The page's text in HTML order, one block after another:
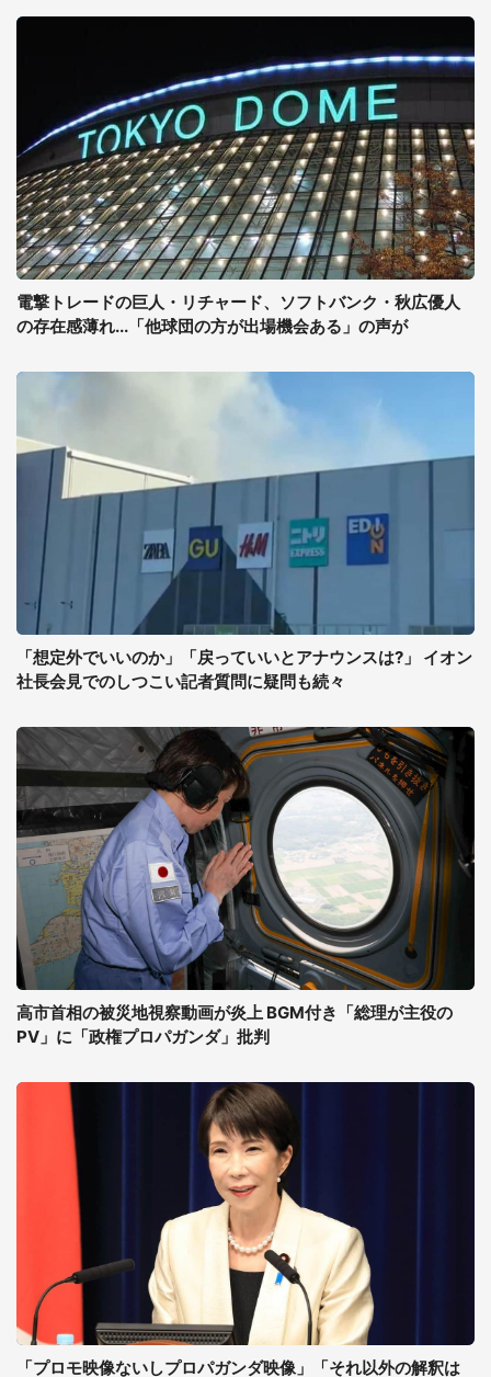
電撃トレードの巨人・リチャード、ソフトバンク・秋広優人
の存在感薄れ...「他球団の方が出場機会ある」の声が
「想定外でいいのか」「戻っていいとアナウンスは?」 イオン
社長会見でのしつこい記者質問に疑問も続々
高市首相の被災地視察動画が炎上 BGM付き「総理が主役の
PV」に「政権プロパガンダ」批判
「プロモ映像ないしプロパガンダ映像」「それ以外の解釈は